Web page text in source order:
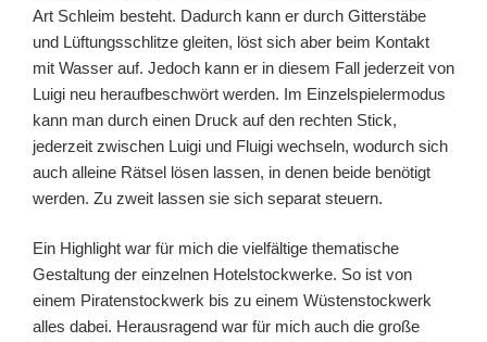
Art Schleim besteht. Dadurch kann er durch Gitterstäbe
und Lüftungsschlitze gleiten, löst sich aber beim Kontakt
mit Wasser auf. Jedoch kann er in diesem Fall jederzeit von
Luigi neu heraufbeschwört werden. Im Einzelspielermodus
kann man durch einen Druck auf den rechten Stick,
jederzeit zwischen Luigi und Fluigi wechseln, wodurch sich
auch alleine Rätsel lösen lassen, in denen beide benötigt
werden. Zu zweit lassen sie sich separat steuern.
Ein Highlight war für mich die vielfältige thematische
Gestaltung der einzelnen Hotelstockwerke. So ist von
einem Piratenstockwerk bis zu einem Wüstenstockwerk
alles dabei. Herausragend war für mich auch die große